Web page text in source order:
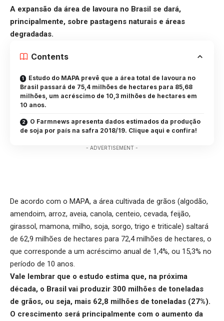
A expansão da área de lavoura no Brasil se dará,
principalmente, sobre pastagens naturais e áreas
degradadas.
Contents
Estudo do MAPA prevê que a área total de lavoura no
Brasil passará de 75,4 milhões de hectares para 85,68
milhões, um acréscimo de 10,3 milhões de hectares em
10 anos.
O Farmnews apresenta dados estimados da produção
de soja por país na safra 2018/19. Clique aqui e confira!
- ADVERTISEMENT -
De acordo com o MAPA, a área cultivada de grãos (algodão,
amendoim, arroz, aveia, canola, centeio, cevada, feijão,
girassol, mamona, milho, soja, sorgo, trigo e triticale) saltará
de 62,9 milhões de hectares para 72,4 milhões de hectares, o
que corresponde a um acréscimo anual de 1,4%, ou 15,3% no
período de 10 anos.
Vale lembrar que o estudo estima que, na próxima
década, o Brasil vai produzir 300 milhões de toneladas
de grãos, ou seja, mais 62,8 milhões de toneladas (27%).
O crescimento será principalmente com o aumento da